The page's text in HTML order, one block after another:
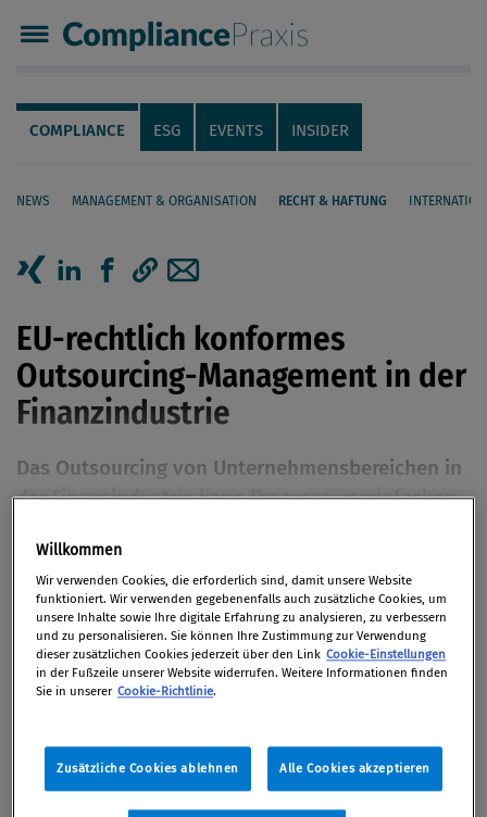
Compliance Praxis
Servicenavigation
Navigation
COMPLIANCE ESG EVENTS INSIDER
NEWS MANAGEMENT & ORGANISATION RECHT & HAFTUNG
Seiteninhalt
EU-rechtlich konformes
Outsourcing-­Management in der
Finanzindustrie
Das Outsourcing von Unternehmensbereichen in
der Finanzindustrie kann ­Prozesse vereinfachen
Vorgaben zum ­Outsourcing stellen jedoch hohe
Anforderungen an das Outsourcing-
Management.
VonChristian Brockhausen MBA
02. Juni 2021 / Erschienen in Compliance Praxis
Premium
Willkommen
Wir verwenden Cookies, die erforderlich sind, damit unsere Website
funktioniert. Wir verwenden gegebenenfalls auch zusätzliche Cookies, um
unsere Inhalte sowie Ihre digitale Erfahrung zu analysieren, zu verbessern
und zu personalisieren. Sie können Ihre Zustimmung zur Verwendung
dieser zusätzlichen Cookies jederzeit über den Link Cookie-Einstellungen
in der Fußzeile unserer Website widerrufen. Weitere Informationen finden
Sie in unserer Cookie-Richtlinie.
Zusätzliche Cookies ablehnen Alle Cookies akzeptieren